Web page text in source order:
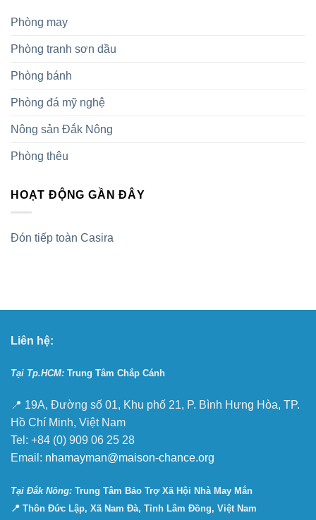
Phòng may
Phòng tranh sơn dầu
Phòng bánh
Phòng đá mỹ nghệ
Nông sản Đắk Nông
Phòng thêu
HOẠT ĐỘNG GẦN ĐÂY
Đón tiếp toàn Casira
Liên hệ:
Tại Tp.HCM: Trung Tâm Chắp Cánh
📍 19A, Đường số 01, Khu phố 21, P. Bình Hưng Hòa, TP.
Hồ Chí Minh, Việt Nam
Tel: +84 (0) 909 06 25 28
Email: nhamayman@maison-chance.org
Tại Ðắk Nông: Trung Tâm Bảo Trợ Xã Hội Nhà May Mắn
📍 Thôn Đức Lập, Xã Nam Đà, Tỉnh Lâm Đồng, Việt Nam